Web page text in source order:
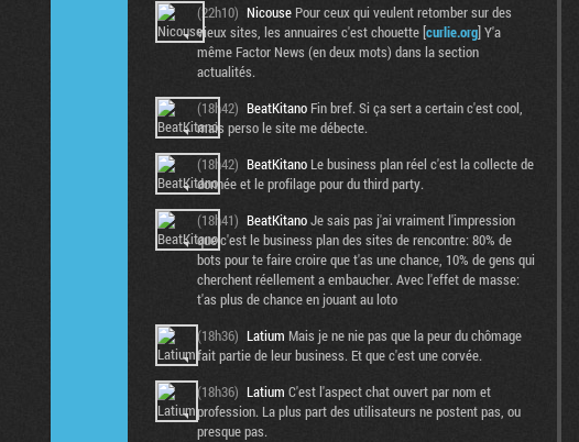
(22h10) Nicouse Pour ceux qui veulent retomber sur des
vieux sites, les annuaires c'est chouette [curlie.org] Y'a
même Factor News (en deux mots) dans la section
actualités.
(18h42) BeatKitano Fin bref. Si ça sert a certain c'est cool,
mais perso le site me débecte.
(18h42) BeatKitano Le business plan réel c'est la collecte de
donnée et le profilage pour du third party.
(18h41) BeatKitanoJe sais pas j'ai vraiment l'impression
que c'est le business plan des sites de rencontre: 80% de
bots pour te faire croire que t'as une chance, 10% de gens qui
cherchent réellement a embaucher. Avec l'effet de masse:
t'as plus de chance en jouant au loto
(18h36) Latium Mais je ne nie pas que la peur du chômage
fait partie de leur business. Et que c'est une corvée.
(18h36) Latium C'est l'aspect chat ouvert par nom et
profession. La plus part des utilisateurs ne postent pas, ou
presque pas.